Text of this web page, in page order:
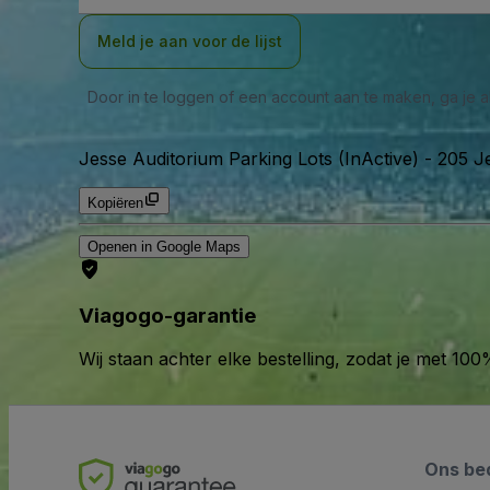
Meld je aan voor de lijst
Door in te loggen of een account aan te maken, ga je
Jesse Auditorium Parking Lots (InActive) - 205
Kopiëren
Openen in Google Maps
Viagogo-garantie
Wij staan achter elke bestelling, zodat je met
Ons